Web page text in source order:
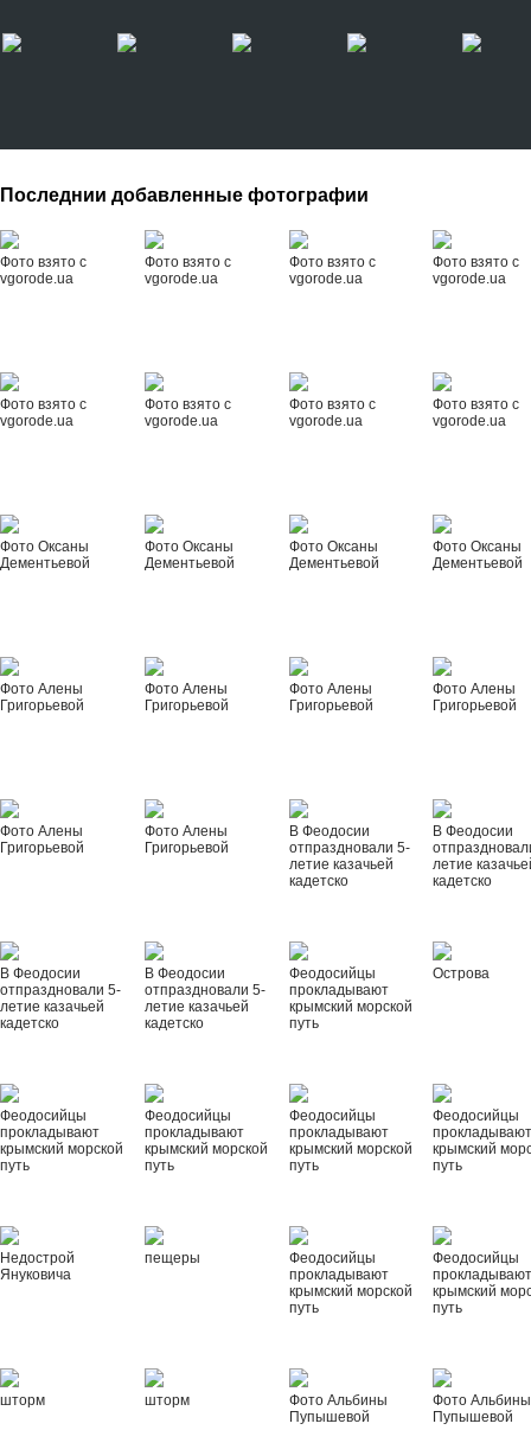
Последнии добавленные фотографии
Фото взято с
vgorode.ua
Фото взято с
vgorode.ua
Фото взято с
vgorode.ua
Фото взято с
vgorode.ua
Фото взято с
vgorode.ua
Фото взято с
vgorode.ua
Фото взято с
vgorode.ua
Фото взято с
vgorode.ua
Фото Оксаны
Дементьевой
Фото Оксаны
Дементьевой
Фото Оксаны
Дементьевой
Фото Оксаны
Дементьевой
Фото Алены
Григорьевой
Фото Алены
Григорьевой
Фото Алены
Григорьевой
Фото Алены
Григорьевой
Фото Алены
Григорьевой
Фото Алены
Григорьевой
В Феодосии
отпраздновали 5-
летие казачьей
кадетско
В Феодосии
летие
кадетско
В Феодосии
отпраздновали 5-
летие казачьей
кадетско
В Феодосии
отпраздновали 5-
летие казачьей
кадетско
Феодосийцы
прокладывают
крымский морской
путь
Острова
Феодосийцы
прокладывают
крымский морской
путь
Феодосийцы
прокладывают
крымский морской
путь
Феодосийцы
прокладывают
крымский морской
путь
Феодосийцы
крымский
путь
Недострой
Януковича
пещеры
Феодосийцы
прокладывают
крымский морской
путь
Феодосийцы
крымский
путь
шторм шторм
Фото Альбины
Пупышевой
Фото Альбины
Пупышевой